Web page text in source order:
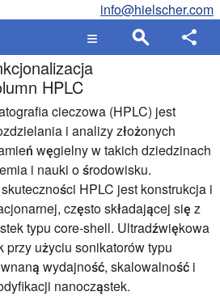
info@hielscher.com
HPLC
cieczowa (HPLC) jest
i analizy złożonych
węgielny w takich dziedzinach
i nauki o środowisku.
HPLC jest konstrukcja i
często składającej się z
typu core-shell. Ultradźwiękowa
użyciu sonikatorów typu
wydajność, skalowalność i
nanocząstek.